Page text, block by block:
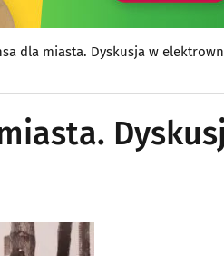
dla miasta. Dyskusja w